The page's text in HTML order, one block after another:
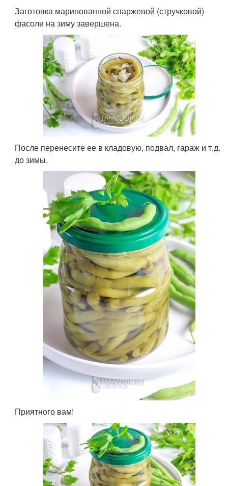
Заготовка маринованной спаржевой (стручковой)
фасоли на зиму завершена.
После перенесите ее в кладовую, подвал, гараж и т.д.
до зимы.
Приятного вам!